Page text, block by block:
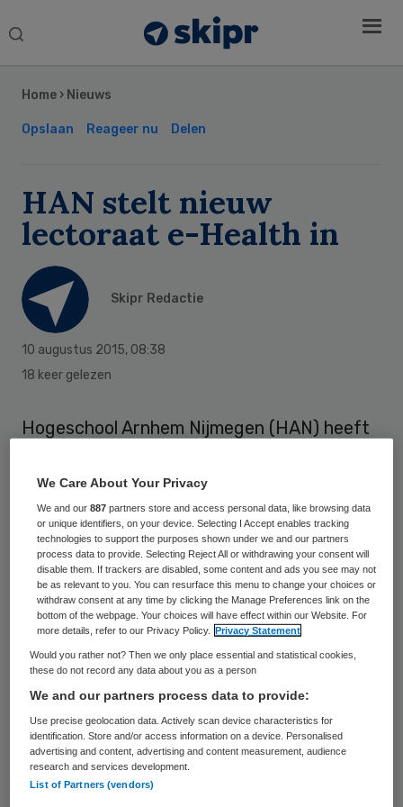
Search
Home › Nieuws
Opslaan Reageer nu Delen
HAN stelt nieuw
lectoraat e-Health in
Skipr Redactie
10 augustus 2015, 08:38
18 keer gelezen
Hogeschool Arnhem Nijmegen (HAN) heeft
Maartenskliniek- een nieuw associate
lectoraat e-Health paramedische beroepen
in het leven geroepen.
Met het nieuwe lectoraat wil de HAN
inspelen op de groeiende vraag in de
paramedische beroepspraktijk en de
revalidatiezorg naar kennis over brede,
interdisciplinaire toepassing van innovatieve
producten.
Hetassociate lectoraat e-Healthmaakt
deel uit van de programmalijn
Sidebar
We Care About Your Privacy
We and our887 partners store and access personal data, like browsing data
or unique identifiers, on your device. Selecting I Accept enables tracking
technologies to support the purposes shown under we and our partners
process data to provide. Selecting Reject All or withdrawing your consent will
disable them. If trackers are disabled, some content and ads you see may not
be as relevant to you. You can resurface this menu to change your choices or
withdraw consent at any time by clicking the Manage Preferences link on the
bottom of the webpage. Your choices will have effect within our Website. For
more details, refer to our Privacy Policy.
Privacy Statement
Would you rather not? Then we only place essential and statistical cookies,
these do not record any data about you as a person
We and our partners process data to provide:
Use precise geolocation data. Actively scan device characteristics for
identification. Store and/or access information on a device. Personalised
advertising and content, advertising and content measurement, audience
research and services development.
List of Partners (vendors)